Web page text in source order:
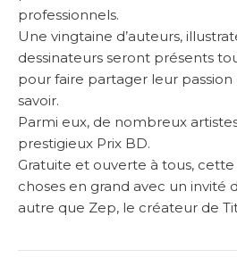
professionnels.
Une vingtaine d’auteurs,
dessinateurs seront présents
pour faire partager leur
savoir.
Parmi eux, de nombreux
prestigieux Prix BD.
Gratuite et ouverte à tous,
choses en grand avec un invité
autre que Zep, le créateur de